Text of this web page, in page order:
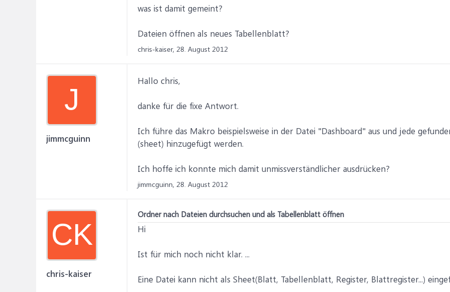
was ist damit gemeint?
Dateien öffnen als neues Tabellenblatt?
chris-kaiser, 28. August 2012
J
jimmcguinn
Hallo chris,
danke für die fixe Antwort.
Ich führe das Makro beispielsweise in der Datei "Dashboard" aus und jede
(sheet) hinzugefügt werden.
Ich hoffe ich konnte mich damit unmissverständlicher ausdrücken?
jimmcguinn, 28. August 2012
CK
chris-kaiser
Ordner nach Dateien durchsuchen und als Tabellenblatt öffnen
Hi
Ist für mich noch nicht klar. ...
Eine Datei kann nicht als Sheet(Blatt, Tabellenblatt, Register, Blattregister...)